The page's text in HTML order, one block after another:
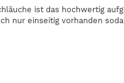
ist das hochwertig
nur einseitig vorhanden